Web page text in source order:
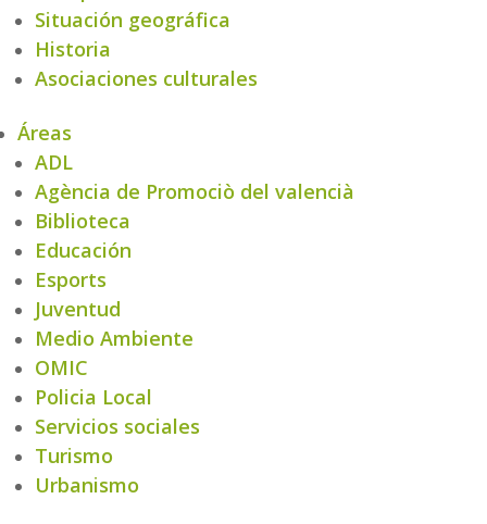
Situación geográfica
Historia
Asociaciones culturales
Áreas
ADL
Agència de Promociò del valencià
Biblioteca
Educación
Esports
Juventud
Medio Ambiente
OMIC
Policia Local
Servicios sociales
Turismo
Urbanismo